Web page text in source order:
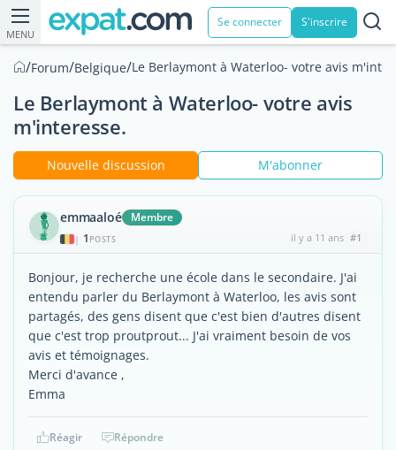
MENU
Se connecter S'inscrire
/Forum/Belgique/Le Berlaymont à Waterloo- votre avis
Le Berlaymont à Waterloo- votre avis
m'interesse.
Nouvelle discussion M'abonner
emmaaloé Membre
| 1 POSTS il y a 11 ans #1
Bonjour, je recherche une école dans le secondaire. J'ai
entendu parler du Berlaymont à Waterloo, les avis sont
partagés, des gens disent que c'est bien d'autres disent
que c'est trop proutprout... J'ai vraiment besoin de vos
avis et témoignages.
Merci d'avance ,
Emma
Réagir Répondre